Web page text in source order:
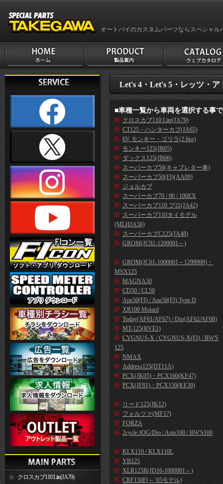
オートバイのカスタムパーツならスペシャル
クロスカブ110 Lite(JA79)
Let's 4・Let's 5・レッツ・
■車種一覧から車両を選択する事
クロスカブ110 Lite(JA79)
CT125・ハンターカブ(JA65)
6V モンキー・ゴリラ(2.6ps)
モンキー125(JB05)
ダックス125(JB06)
スーパーカブ50(キャブレター車)
スーパーカブ50(FI)(AA09)
ジョルカブ
スーパーカブ70 / 90 / 100EX
スーパーカブ110 プロ(JA42)
スーパーカブ110タイモデル
(MLHJA56)
スーパーカブC125(JA48)
GROM(JC92-1200001～)
GROM(JC61-1000001～1299999)・
MSX125
MAGNA50
CD50 / CL50
Ape50(FI) / Ape50(FI) Type D
XR100 Motard
Today(AF61/AF67) / Dio(AF62/AF68)
MT-125(BVE1)
CYGNUS-X / CYGNUS-X(FI) / BW'S
125
NMAX
Address125(DT11A)
PCX(JK05)・PCX160(KF47)
PCX(JF81)・PCX150(KF30)
リード125(JK12)
フォルツァ(MF17)
FORZA
2cycle JOG/Dio / Axis100 / BW'S100
KLX110 / KLX110L
YB125
XLR125R(JD16-1000001～)
CRF150F(～’05モデル)